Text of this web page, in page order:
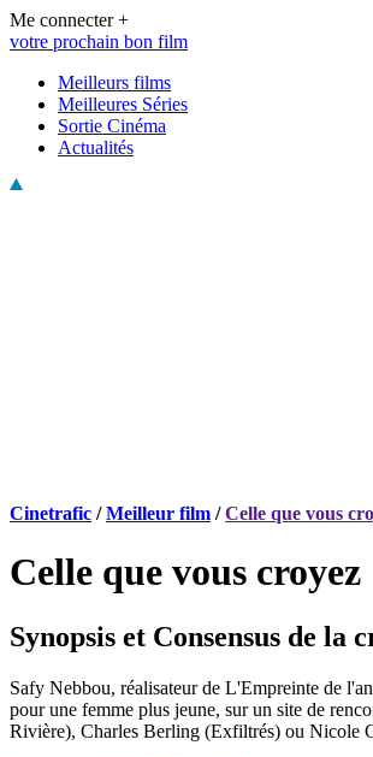
Me connecter +
votre prochain bon film
Meilleurs films
Meilleures Séries
Sortie Cinéma
Actualités
Cinetrafic /Meilleur film /Celle que vous
Celle que vous croyez
Synopsis et Consensus de la
Safy Nebbou, réalisateur de L'Empreinte de
pour une femme plus jeune, sur un site de
Rivière), Charles Berling (Exfiltrés) ou Nicole